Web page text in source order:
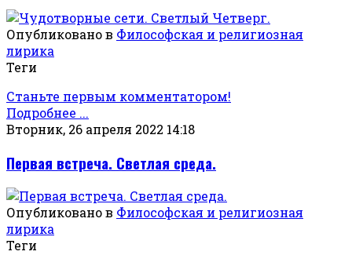
Опубликовано в Философская и религиозная
лирика
Теги
Станьте первым комментатором!
Подробнее ...
Вторник, 26 апреля 2022 14:18
Первая встреча. Светлая среда.
Опубликовано в Философская и религиозная
лирика
Теги